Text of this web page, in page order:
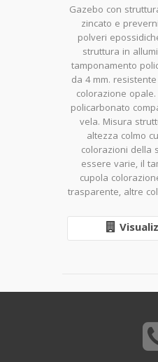
Gazebo con
zincato e
polveri
struttura in
tamponamento
da 4 mm.
colorazione
policarbonato
vela. Misura
altezza colmo
colorazioni della
essere varie, il
cupola
trasparente, altre